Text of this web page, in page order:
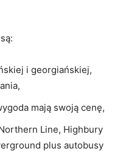
i georgiańskiej,
mają swoją cenę,
Line, Highbury
plus autobusy